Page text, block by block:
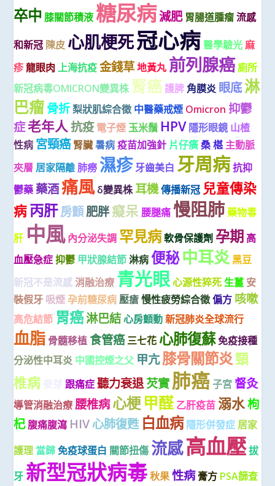
卒中 膝關節積液 糖尿病減肥 胃腸道腫瘤 流感
和新冠 陳皮 心肌梗死冠心病 醫學驗光 麻
疹 龍眼肉 上海抗疫 金錢草地黃丸 前列腺癌 廁所
新冠病毒OMICRON變異株 腎癌 護脾 角膜炎 眼底淋
巴瘤骨折梨狀肌綜合徵 中醫藥戒煙 Omicron 抑鬱
症老年人 抗疫 電子煙 玉米鬚 HPV 隱形眼鏡 山楂
性病 宮頸癌 腎臟暑病 疫苗加強針 片仔癀 桑 椹 主動脈
夾層 居家隔離 肺癆 濕疹牙齒美白 牙周病 抗抑
鬱藥 藥酒痛風 δ變異株 耳機傳播新冠 兒童傳染
病丙肝房顫肥胖癡呆 腰腿痛 慢阻肺 藥物毒
肝 中風 內分泌失調 罕見病軟骨保護劑 孕期 高
血壓急症 抑鬱 甲狀腺結節 淋病 便秘中耳炎黑豆
新冠不是流感 消融治療 青光眼心源性猝死 生薑 安
裝假牙 吸煙 孕前糖尿病 壓瘡 慢性疲勞綜合徵偏方 咳嗽
高危結節 胃癌淋巴結心房顫動 新冠肺炎全球流行
血脂 骨髓移植 食管癌 三七花 心肺復蘇免疫接種
分泌性中耳炎 中國控煙之父 甲亢膝骨關節炎頸
椎病
跟痛症 聽力衰退芡實肺癌 子宮 督灸
導管消融治療 腰椎病心梗 甲醛 乙肝疫苗 溺水枸
杞 腹痛腹瀉 HIV心肺復甦 白血病 隱形併發症 居家
護理 當歸 免疫球蛋白 關節扭傷 流感高血壓拔
牙 新型冠狀病毒 秋果 性病 膏方 PSA篩查